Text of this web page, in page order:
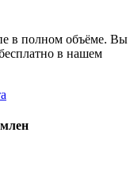
в полном объёме. Вы
в нашем